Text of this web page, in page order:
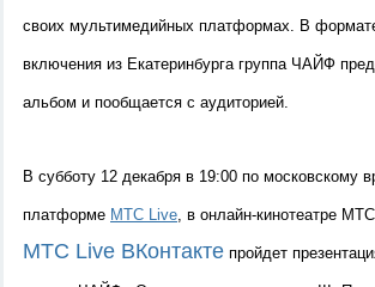
своих мультимедийных платформах. В
включения из Екатеринбурга группа ЧАЙФ
альбом и пообщается с аудиторией.
В субботу 12 декабря в 19:00 по московскому
платформе МТС Live, в онлайн-кинотеатре
МТС Live ВКонтакте пройдет